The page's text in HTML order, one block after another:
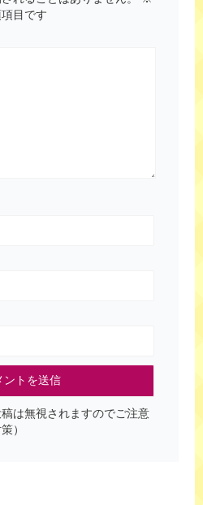
目です
は無視されますのでご注意
）